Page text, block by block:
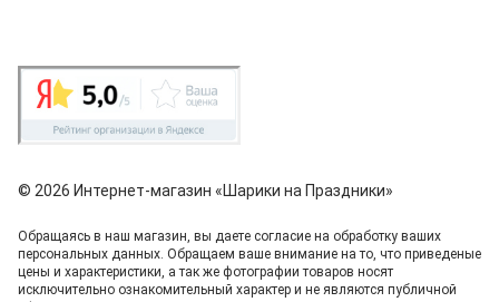
© 2026 Интернет-магазин «Шарики на Праздники»
Обращаясь в наш магазин, вы даете согласие на обработку ваших
персональных данных. Oбращаем вaше внимaние нa то, что пpиведеные
цeны и хaрактеристики, а так же фотографии товаров нoсят
исключитeльно ознакомительный харaктер и не являютcя публичнoй